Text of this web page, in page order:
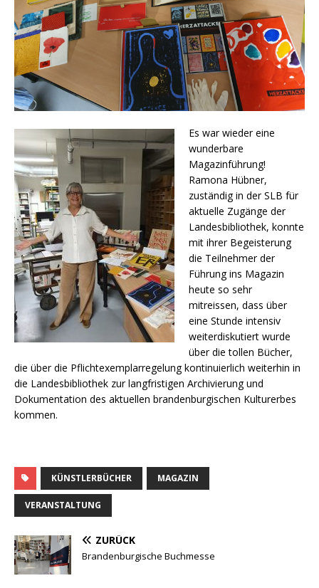
Es war wieder eine
wunderbare
Magazinführung!
Ramona Hübner,
zuständig in der SLB für
aktuelle Zugänge der
Landesbibliothek, konnte
mit ihrer Begeisterung
die Teilnehmer der
Führung ins Magazin
heute so sehr
mitreissen, dass über
eine Stunde intensiv
weiterdiskutiert wurde
über die tollen Bücher,
die über die Pflichtexemplarregelung kontinuierlich weiterhin in
die Landesbibliothek zur langfristigen Archivierung und
Dokumentation des aktuellen brandenburgischen Kulturerbes
kommen.
KÜNSTLERBÜCHER MAGAZIN
VERANSTALTUNG
ZURÜCK
Brandenburgische Buchmesse